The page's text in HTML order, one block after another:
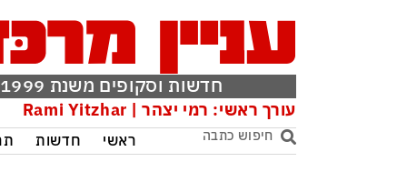
חדשות וסקופים משנת 1999
עורך ראשי: רמי יצהר | Rami Yitzhar
ראשי חדשות